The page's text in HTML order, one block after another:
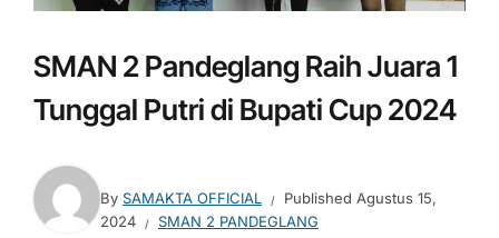
SMAN 2 Pandeglang Raih Juara 1
Tunggal Putri di Bupati Cup 2024
By SAMAKTA OFFICIAL Published Agustus 15,
2024
SMAN 2 PANDEGLANG